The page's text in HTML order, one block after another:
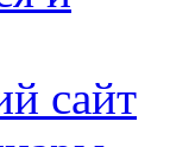
сайт